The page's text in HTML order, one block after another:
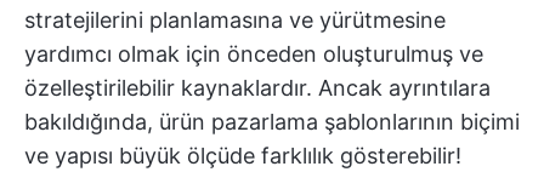
stratejilerini planlamasına ve yürütmesine
yardımcı olmak için önceden oluşturulmuş ve
özelleştirilebilir kaynaklardır. Ancak ayrıntılara
bakıldığında, ürün pazarlama şablonlarının biçimi
ve yapısı büyük ölçüde farklılık gösterebilir!